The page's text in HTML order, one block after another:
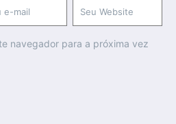
navegador para a próxima vez